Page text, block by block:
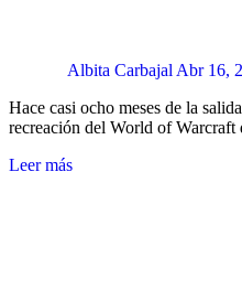
Albita Carbajal Abr 16,
Hace casi ocho meses de la
recreación del World of
Leer más